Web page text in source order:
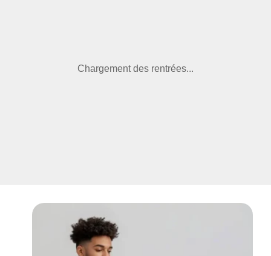
Chargement des rentrées...